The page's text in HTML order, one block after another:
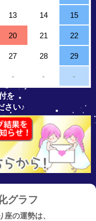
13 14 15
20 21 22
27 28 29
- - -
を
さい♪
グラフ
の運勢は、